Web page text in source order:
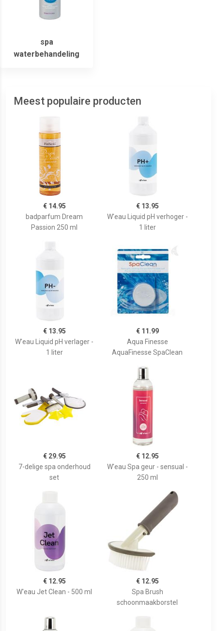
spa
waterbehandeling
Meest populaire producten
€ 14.95
badparfum Dream
Passion 250 ml
€ 13.95
W'eau Liquid pH verhoger -
1 liter
€ 13.95
W'eau Liquid pH verlager -
1 liter
€ 11.99
Aqua Finesse
AquaFinesse SpaClean
€ 29.95
7-delige spa onderhoud
set
€ 12.95
W'eau Spa geur - sensual -
250 ml
€ 12.95
W'eau Jet Clean - 500 ml
€ 12.95
Spa Brush
schoonmaakborstel